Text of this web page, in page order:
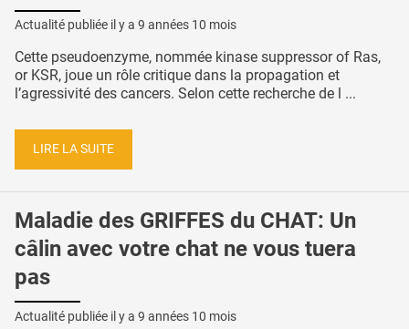
Actualité publiée il y a 9 années 10 mois
Cette pseudoenzyme, nommée kinase suppressor of Ras,
or KSR, joue un rôle critique dans la propagation et
l’agressivité des cancers. Selon cette recherche de l ...
LIRE LA SUITE
Maladie des GRIFFES du CHAT: Un
câlin avec votre chat ne vous tuera
pas
Actualité publiée il y a 9 années 10 mois